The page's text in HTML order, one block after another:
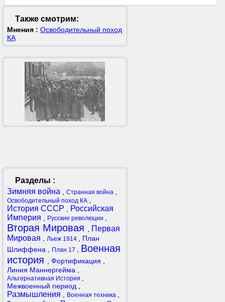
Также смотрим:
Мнения : Освободительный поход
КА
Разделы :
Зимняя война
Странная война
Освободительный поход КА
История СССР
Российская
Империя
Русские революции
Вторая Мировая
Первая
Мировая
Льеж 1914
План
Шлиффена
План 17
Военная
история
Фортификация
Линия Маннергейма
Альтернативная История
Межвоенный период
Размышления Военная техника